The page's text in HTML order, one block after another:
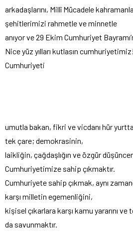
arkadaşlarını, Millî Mücadele
şehitlerimizi rahmetle ve minnetle
anıyor ve 29 Ekim Cumhuriyet
Nice yüz yılları kutlasın
Cumhuriyeti
umutla bakan, fikri ve vicdanı hür
tek çare; demokrasinin,
laikliğin, çağdaşlığın ve özgür
Cumhuriyetimize sahip çıkmaktır.
Cumhuriyete sahip çıkmak, aynı
karşı milletin egemenliğini,
kişisel çıkarlara karşı kamu yararını ve
da savunmaktır.